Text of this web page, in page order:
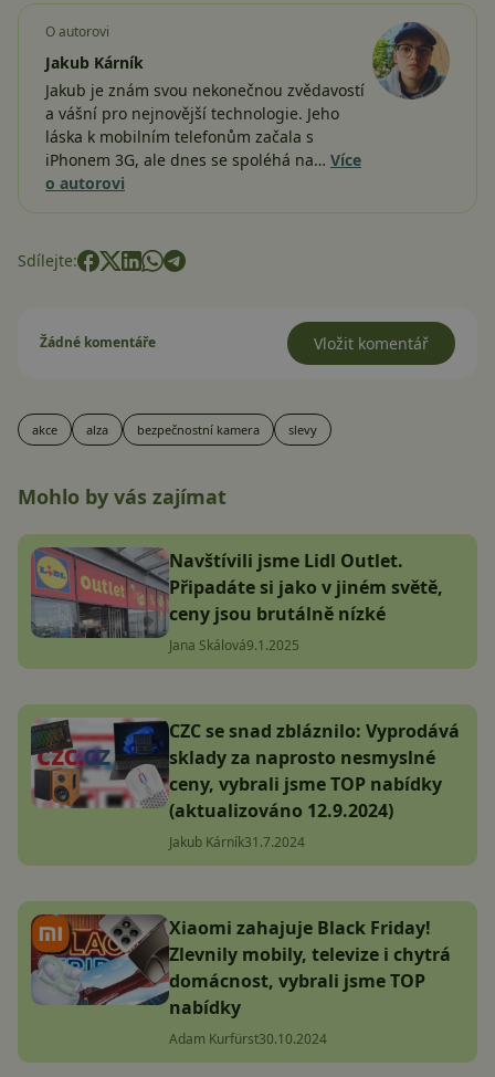
O autorovi
Jakub Kárník
Jakub je znám svou nekonečnou zvědavostí
a vášní pro nejnovější technologie. Jeho
láska k mobilním telefonům začala s
iPhonem 3G, ale dnes se spoléhá na… Více
o autorovi
Sdílejte:
Žádné komentáře Vložit komentář
akce alza bezpečnostní kamera slevy
Mohlo by vás zajímat
Navštívili jsme Lidl Outlet.
Připadáte si jako v jiném světě,
ceny jsou brutálně nízké
Jana Skálová9.1.2025
CZC se snad zbláznilo: Vyprodává
sklady za naprosto nesmyslné
ceny, vybrali jsme TOP nabídky
(aktualizováno 12.9.2024)
Jakub Kárník31.7.2024
Xiaomi zahajuje Black Friday!
Zlevnily mobily, televize i chytrá
domácnost, vybrali jsme TOP
nabídky
Adam Kurfürst30.10.2024